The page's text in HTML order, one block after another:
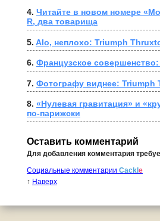
4. Читайте в новом номере
R, два товарища
5. Alo, неплохо: Triumph
6. Французское
7. Фотографу виднее: Triumph
8. «Нулевая гравитация» и
по-парижски
Оставить комментарий
Для добавления комментария
Социальные комментарии Cackl e
↑ Наверх